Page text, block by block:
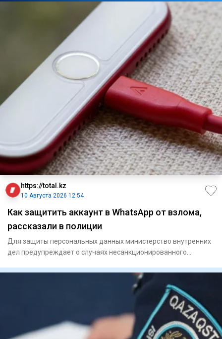
https://total.kz
10 Августа 2026 12:54
Как защитить аккаунт в WhatsApp от взлома,
рассказали в полиции
Для защиты персональных данных министерство внутренних
дел предупреждает о случаях несанкционированного